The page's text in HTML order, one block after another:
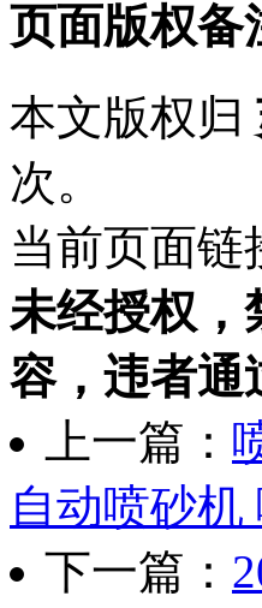
页面版权备
本文版权归
次。
当前页面链
未经授权，
容，违者通
上一篇：
自动喷砂机
下一篇：